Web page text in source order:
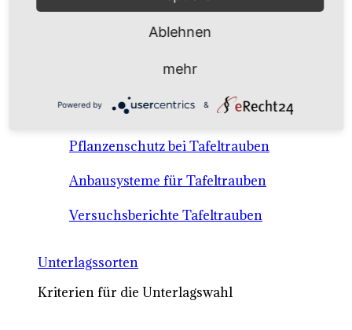
Anbausysteme & Recht
Tafeltrauben A-Z Sortenbeschreibungen
Tafeltraubenanbau - rechtliche
Voraussetzungen
Pflanzenschutz bei Tafeltrauben
Anbausysteme für Tafeltrauben
Versuchsberichte Tafeltrauben
Unterlagssorten
Kriterien für die Unterlagswahl
Ablehnen
mehr
Powered by &